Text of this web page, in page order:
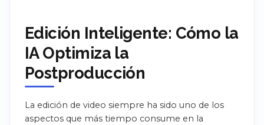
Edición Inteligente: Cómo la
IA Optimiza la
Postproducción
La edición de video siempre ha sido uno de los
aspectos que más tiempo consume en la